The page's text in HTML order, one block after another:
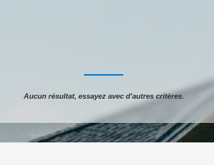
Aucun résultat, essayez avec d'autres critères.